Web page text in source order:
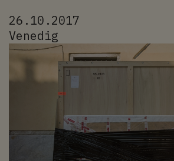
26.10.2017
Venedig